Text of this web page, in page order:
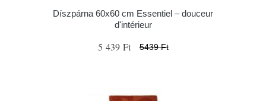
Díszpárna 60x60 cm Essentiel – douceur
d'intérieur
5 439 Ft 5439 Ft